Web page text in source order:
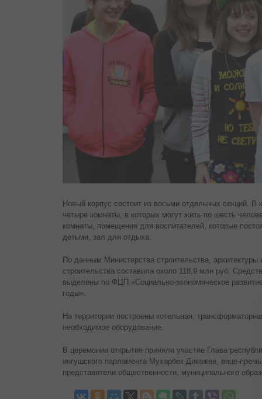
Новый корпус состоит из восьми отдельных секций. В
четыре комнаты, в которых могут жить по шесть
комнаты, помещения для воспитателей, которые
детьми, зал для отдыха.
По данным Министерства строительства,
строительства составила около 118,9 млн руб.
выделены по ФЦП «Социально-экономическое
годы».
На территории построены котельная,
необходимое оборудование.
В церемонии открытия приняли участие Глава
ингушского парламента Мухарбек Дикажев, вице-
представители общественности, муниципального